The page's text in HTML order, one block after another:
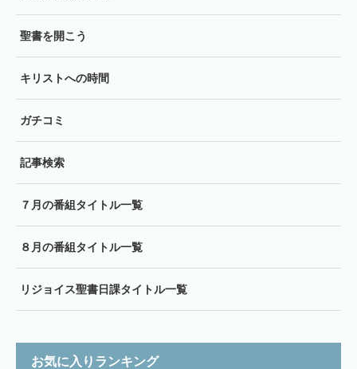
聖書を開こう
キリストへの時間
ガチコミ
記事検索
７月の番組タイトル一覧
８月の番組タイトル一覧
リジョイス聖書日課タイトル一覧
お気に入りランキング